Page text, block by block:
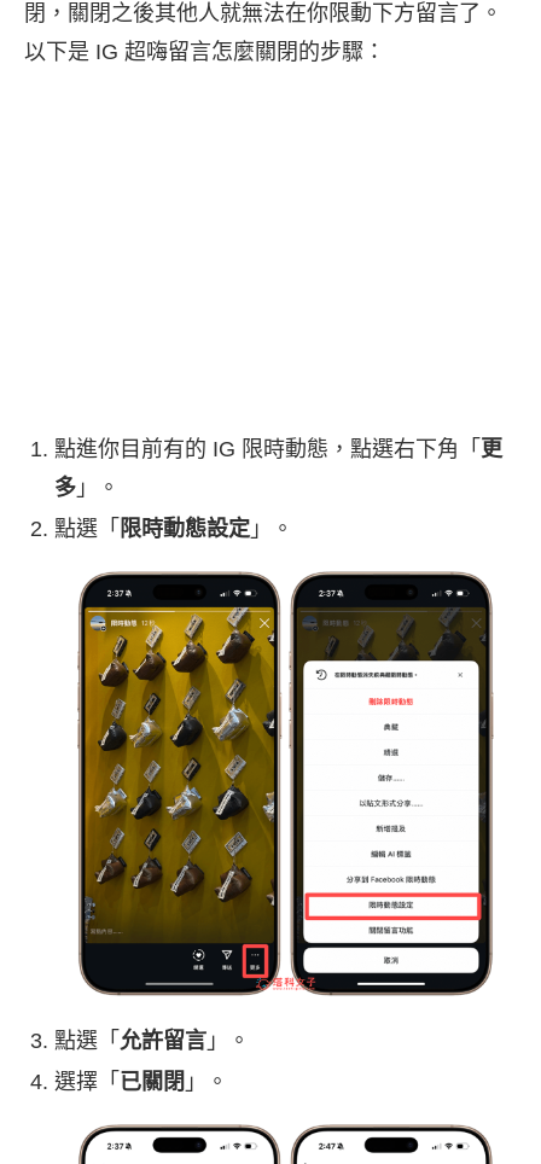
閉，關閉之後其他人就無法在你限動下方留言了。
以下是 IG 超嗨留言怎麼關閉的步驟：
點進你目前有的 IG 限時動態，點選右下角「 更
多 」。
點選「 限時動態設定 」。
點選「 允許留言 」。
選擇「 已關閉 」。